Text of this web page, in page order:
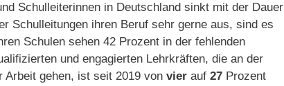
Schulleiterinnen in Deutschland sinkt mit der Dauer
Schulleitungen ihren Beruf sehr gerne aus, sind es
Schulen sehen 42 Prozent in der fehlenden
und engagierten Lehrkräften, die an der
Arbeit gehen, ist seit 2019 von vier auf 27 Prozent